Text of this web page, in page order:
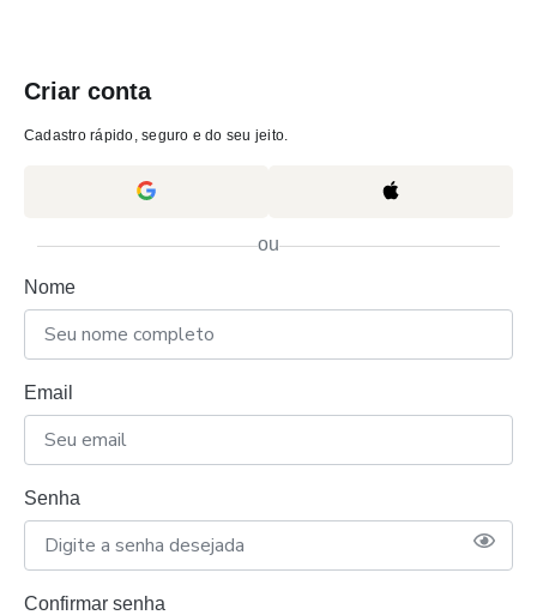
Criar conta
Cadastro rápido, seguro e do seu jeito.
ou
Nome
Email
Senha
Confirmar senha